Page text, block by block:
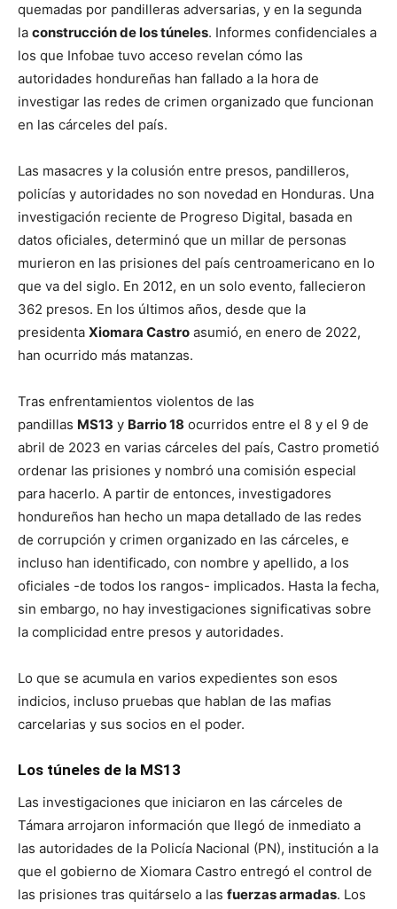
quemadas por pandilleras adversarias, y en la segunda
la construcción de los túneles. Informes confidenciales a
los que Infobae tuvo acceso revelan cómo las
autoridades hondureñas han fallado a la hora de
investigar las redes de crimen organizado que funcionan
en las cárceles del país.
Las masacres y la colusión entre presos, pandilleros,
policías y autoridades no son novedad en Honduras. Una
investigación reciente de Progreso Digital, basada en
datos oficiales, determinó que un millar de personas
murieron en las prisiones del país centroamericano en lo
que va del siglo. En 2012, en un solo evento, fallecieron
362 presos. En los últimos años, desde que la
presidenta Xiomara Castro asumió, en enero de 2022,
han ocurrido más matanzas.
Tras enfrentamientos violentos de las
pandillas MS13 y Barrio 18 ocurridos entre el 8 y el 9 de
abril de 2023 en varias cárceles del país, Castro prometió
ordenar las prisiones y nombró una comisión especial
para hacerlo. A partir de entonces, investigadores
hondureños han hecho un mapa detallado de las redes
de corrupción y crimen organizado en las cárceles, e
incluso han identificado, con nombre y apellido, a los
oficiales -de todos los rangos- implicados. Hasta la fecha,
sin embargo, no hay investigaciones significativas sobre
la complicidad entre presos y autoridades.
Lo que se acumula en varios expedientes son esos
indicios, incluso pruebas que hablan de las mafias
carcelarias y sus socios en el poder.
Los túneles de la MS13
Las investigaciones que iniciaron en las cárceles de
Támara arrojaron información que llegó de inmediato a
las autoridades de la Policía Nacional (PN), institución a la
que el gobierno de Xiomara Castro entregó el control de
las prisiones tras quitárselo a las fuerzas armadas. Los